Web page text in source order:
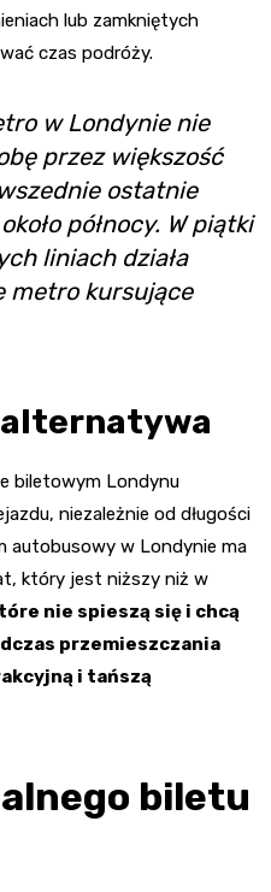
lub zamkniętych
czas podróży.
w Londynie nie
przez większość
ostatnie
północy. W piątki
liniach działa
metro kursujące
biletowym Londynu
niezależnie od długości
autobusowy w Londynie ma
który jest niższy niż w
nie spieszą się i chcą
przemieszczania
i tańszą
biletu